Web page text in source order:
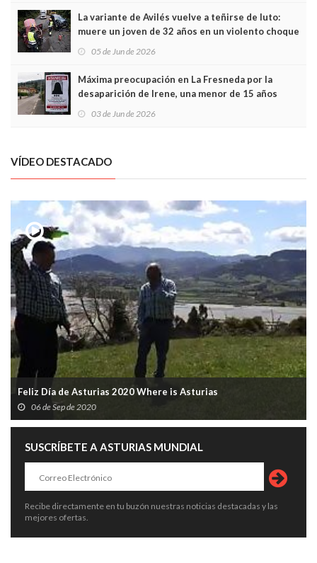
La variante de Avilés vuelve a teñirse de luto:
muere un joven de 32 años en un violento choque
frontal
05 de Jun de 2026
Máxima preocupación en La Fresneda por la
desaparición de Irene, una menor de 15 años
03 de Jun de 2026
VÍDEO DESTACADO
Feliz Día de Asturias 2020 Where is Asturias
06 de Sep de 2020
SUSCRÍBETE A ASTURIAS MUNDIAL
Recibe directamente en tu buzón nuestras noticias destacadas y las
mejores ofertas.